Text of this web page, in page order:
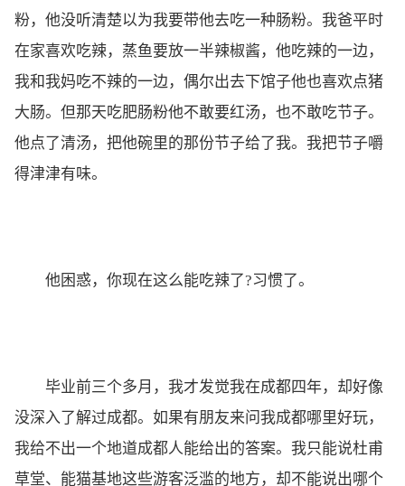
粉，他没听清楚以为我要带他去吃一种肠粉。我爸平时
在家喜欢吃辣，蒸鱼要放一半辣椒酱，他吃辣的一边，
我和我妈吃不辣的一边，偶尔出去下馆子他也喜欢点猪
大肠。但那天吃肥肠粉他不敢要红汤，也不敢吃节子。
他点了清汤，把他碗里的那份节子给了我。我把节子嚼
得津津有味。
他困惑，你现在这么能吃辣了?习惯了。
毕业前三个多月，我才发觉我在成都四年，却好像
没深入了解过成都。如果有朋友来问我成都哪里好玩，
我给不出一个地道成都人能给出的答案。我只能说杜甫
草堂、能猫基地这些游客泛滥的地方，却不能说出哪个